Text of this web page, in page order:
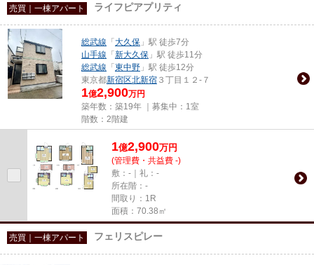
売買｜一棟アパート ライフピアプリティ
総武線 「 大久保 」駅 徒歩7分
山手線 「 新大久保 」駅 徒歩11分
総武線 「 東中野 」駅 徒歩12分
東京都新宿区北新宿 ３丁目１２-７
1億2,900万円
築年数：築19年 ｜募集中： 1室
階数：2階建
1億2,900万円
(管理費・共益費 -)
敷：-｜礼：-
所在階：-
間取り：1R
面積：70.38㎡
売買｜一棟アパート フェリスピレー